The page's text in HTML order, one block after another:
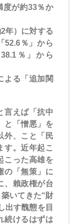
度が約33％か
年）に対する
52.6％」から
％」から
よる「追加関
言えば「抗中
と「憎悪」を
外、こと「民
す。近年起こ
こった高雄を
の「無策」に
、賴政権が台
いてきた“財
出す醜態を目
続けるはずは